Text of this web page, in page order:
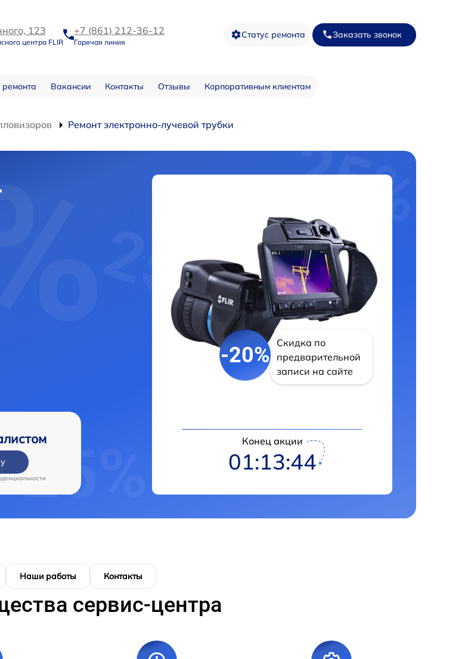
123
центра FLIR
+7 (861) 212-36-12
Горячая линия
Статус ремонта Заказать звонок
Вакансии Контакты Отзывы Корпоративным клиентам
Ремонт электронно-лучевой трубки
-20%
Скидка по
предварительной
записи на сайте
Конец акции
01:13:42
Наши работы Контакты
сервис-центра